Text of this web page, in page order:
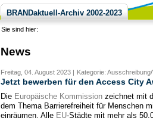
BRANDaktuell-Archiv 2002-2023
Sie sind hier:
News
Freitag, 04. August 2023 | Kategorie:
Jetzt bewerben für den Access City
Die Europäische Kommissionzeichnet mit
dem Thema Barrierefreiheit für Menschen
einräumen. Alle EU-Städte mit mehr als